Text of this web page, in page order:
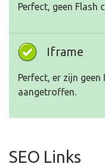
Perfect, geen Flash
Iframe
Perfect, er zijn
aangetroffen.
SEO Links